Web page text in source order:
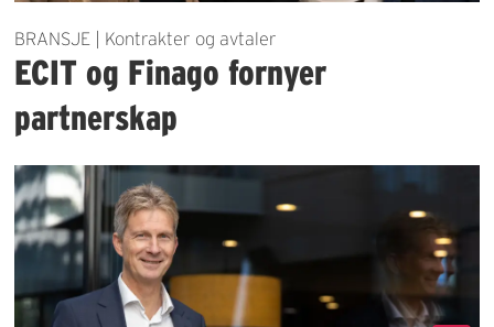
BRANSJE | Kontrakter og avtaler
ECIT og Finago fornyer
partnerskap